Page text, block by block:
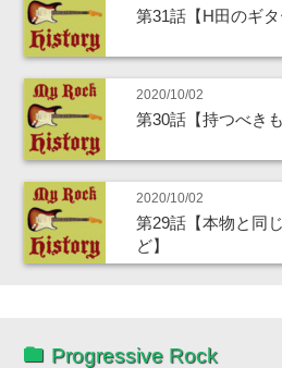
第31話【H田のギタ
2020/10/02
第30話【持つべき
2020/10/02
第29話【本物と同
ど】
Progressive Rock